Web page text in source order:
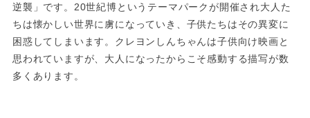
逆襲」です。20世紀博というテーマパークが開催され大人た
ちは懐かしい世界に虜になっていき、子供たちはその異変に
困惑してしまいます。クレヨンしんちゃんは子供向け映画と
思われていますが、大人になったからこそ感動する描写が数
多くあります。